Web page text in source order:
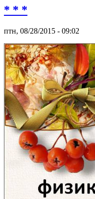
* * *
птн, 08/28/2015 - 09:02